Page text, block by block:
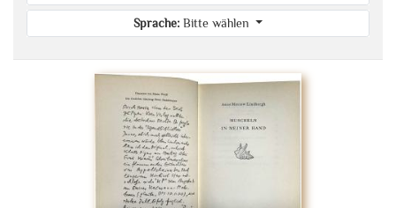
Sprache: Bitte wählen